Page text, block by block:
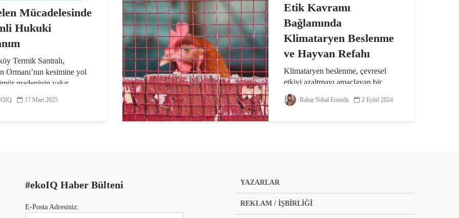
Mücadelesinde
Hukuki
Termik Santralı,
Ormanı’nın kesimine yol
madeninin yakıt
kesilmesini
17 Mart 2025
Etik Kavramı
Bağlamında
Klimataryen Beslenme
ve Hayvan Refahı
Klimataryen beslenme, çevresel
etkiyi azaltmayı amaçlayan bir
beslenme modelidir. Bu beslenme
şeklini benimseyenler, seragazı
Bahar Nihal Ersözlü 2 Eylül 2024
#ekoIQ Haber Bülteni
E-Posta Adresiniz:
YAZARLAR
REKLAM / İŞBİRLİĞİ